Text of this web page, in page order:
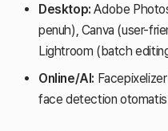
Desktop: Adobe
penuh), Canva (user-
Lightroom (batch
Online/AI:
face detection otomatis